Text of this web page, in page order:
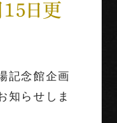
５日更
記念館企画
知らせしま